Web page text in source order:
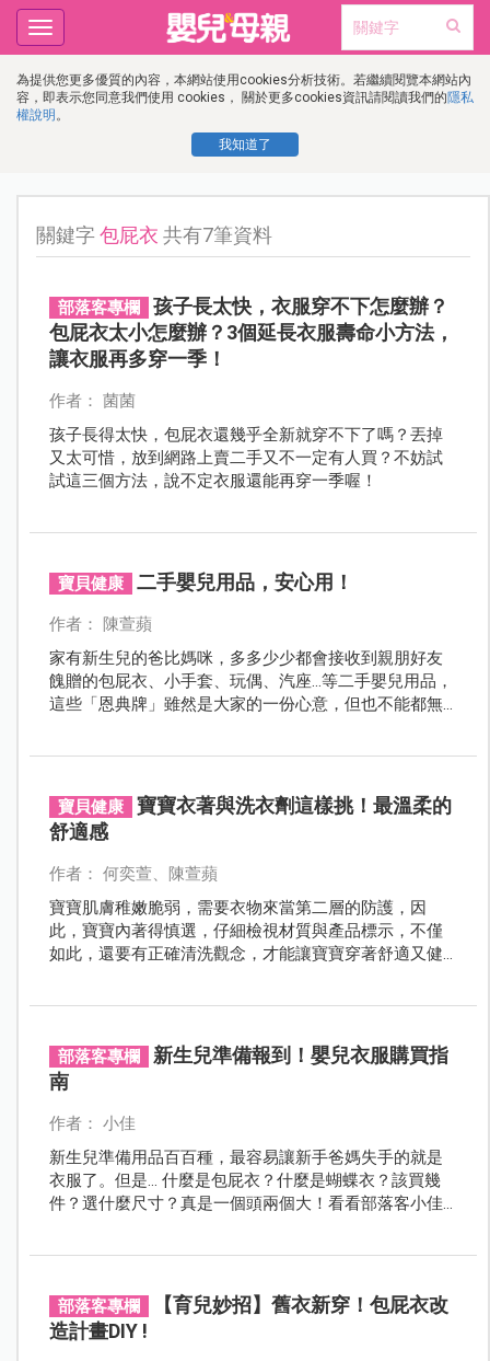
為提供您更多優質的內容，本網站使用cookies分析技術。若繼續閱覽本網站內
容，即表示您同意我們使用 cookies， 關於更多cookies資訊請閱讀我們的隱私
權說明 。
我知道了
Toggle
navigation
關鍵字包屁衣 共有7筆資料
部落客專欄
孩子長太快，衣服穿不下怎麼辦？
包屁衣太小怎麼辦？3個延長衣服壽命小方法，
讓衣服再多穿一季！
作者： 菌菌
孩子長得太快，包屁衣還幾乎全新就穿不下了嗎？丟掉
又太可惜，放到網路上賣二手又不一定有人買？不妨試
試這三個方法，說不定衣服還能再穿一季喔！
寶貝健康 二手嬰兒用品，安心用！
作者： 陳萱蘋
家有新生兒的爸比媽咪，多多少少都會接收到親朋好友
餽贈的包屁衣、小手套、玩偶、汽座…等二手嬰兒用品，
這些「恩典牌」雖然是大家的一份心意，但也不能都無
寶貝健康
寶寶衣著與洗衣劑這樣挑！最溫柔的
舒適感
作者： 何奕萱、陳萱蘋
寶寶肌膚稚嫩脆弱，需要衣物來當第二層的防護，因
此，寶寶內著得慎選，仔細檢視材質與產品標示，不僅
如此，還要有正確清洗觀念，才能讓寶寶穿著舒適又健
部落客專欄
新生兒準備報到！嬰兒衣服購買指
南
作者： 小佳
新生兒準備用品百百種，最容易讓新手爸媽失手的就是
衣服了。但是... 什麼是包屁衣？什麼是蝴蝶衣？該買幾
件？選什麼尺寸？真是一個頭兩個大！看看部落客小佳
部落客專欄
【育兒妙招】舊衣新穿！包屁衣改
造計畫DIY !